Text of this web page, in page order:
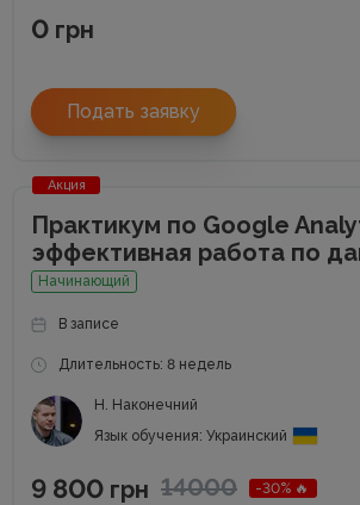
0 грн
Подать заявку
Акция
Практикум по Google
эффективная работа по
Начинающий
В записе
Длительность: 8 недель
Н. Наконечний
Язык обучения: Украинский
9 800 грн 14000 -30% 🔥